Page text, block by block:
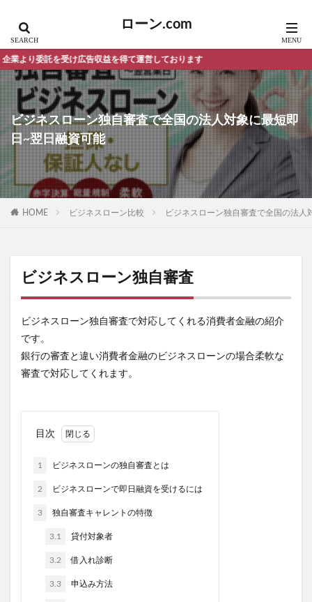
ローン.com
告収益を得て運営しております
ビジネスローン独自審査で全国の法人対象に最短即
日~翌日融資可能
HOME ビジネスローン比較 ビジネスローン独自審査で全国の法人
ビジネスローン独自審査
ビジネスローン独自審査で対応してくれる消費者金融の紹介
です。
銀行の審査と違い消費者金融のビジネスローンの場合柔軟な
審査で対応してくれます。
目次
1 ビジネスローンの独自審査とは
2 ビジネスローンで即日融資を受けるには
3 独自審査キャレントの特徴
3.1 貸付対象者
3.2 借入れ診断
3.3 申込み方法